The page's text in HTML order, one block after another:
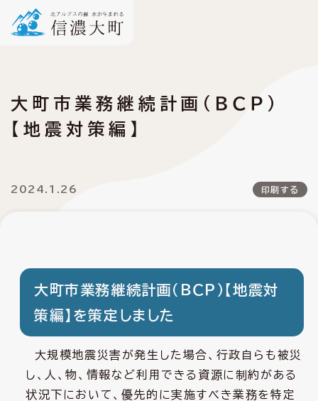
大町市業務継続計画（ＢＣＰ）
【地震対策編】
2024.1.26 印刷する
大町市業務継続計画（ＢＣＰ）【地震対
策編】を策定しました
大規模地震災害が発生した場合、行政自らも被災
し、人、物、情報など利用できる資源に制約がある
状況下において、優先的に実施すべき業務を特定